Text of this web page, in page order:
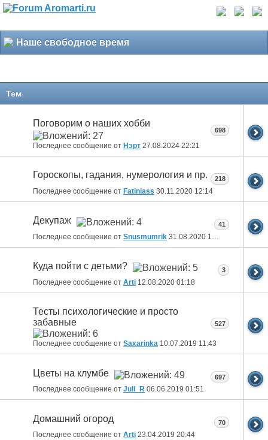
Наше свободное время
Тем
Поговорим о наших хобби
Последнее сообщение от Нэрт 27.08.2024 22:21
698
Гороскопы, гадания, нумерология и пр.
Последнее сообщение от Fatiniass 30.11.2020 12:14
218
Декупаж
Последнее сообщение от Snusmumrik 31.08.2020 18:46
41
Куда пойти с детьми?
Последнее сообщение от Arti 12.08.2020 01:18
3
Тесты психологические и просто
забавные
Последнее сообщение от Saxarinka 10.07.2019 11:43
527
Цветы на клумбе
Последнее сообщение от Juli_R 06.06.2019 01:51
697
Домашний огород
Последнее сообщение от Arti 23.04.2019 20:44
70